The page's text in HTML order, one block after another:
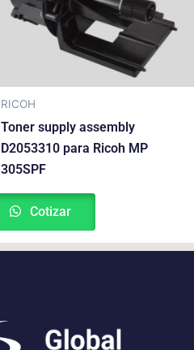
RICOH
Toner supply assembly
D2053310 para Ricoh MP
305SPF
Cotizar